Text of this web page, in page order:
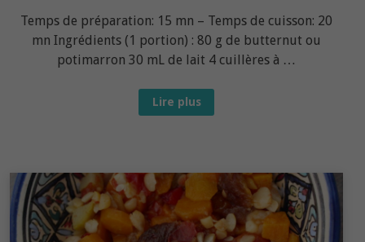
Temps de préparation: 15 mn – Temps de cuisson: 20
mn Ingrédients (1 portion) : 80 g de butternut ou
potimarron 30 mL de lait 4 cuillères à …
Recette
bébé
dès
clafoutis
de
butternut
Lire plus